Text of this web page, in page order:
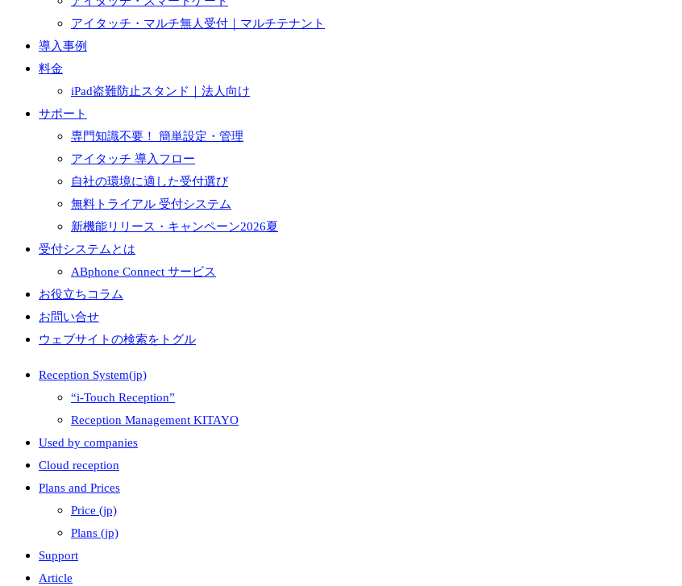
アイタッチ・マルチ無人受付｜マルチテナント
導入事例
料金
iPad盗難防止スタンド｜法人向け
サポート
専門知識不要！ 簡単設定・管理
アイタッチ 導入フロー
自社の環境に適した受付選び
無料トライアル 受付システム
新機能リリース・キャンペーン2026夏
受付システムとは
ABphone Connect サービス
お役立ちコラム
お問い合せ
ウェブサイトの検索をトグル
Reception System(jp)
“i-Touch Reception”
Reception Management KITAYO
Used by companies
Cloud reception
Plans and Prices
Price (jp)
Plans (jp)
Support
Article